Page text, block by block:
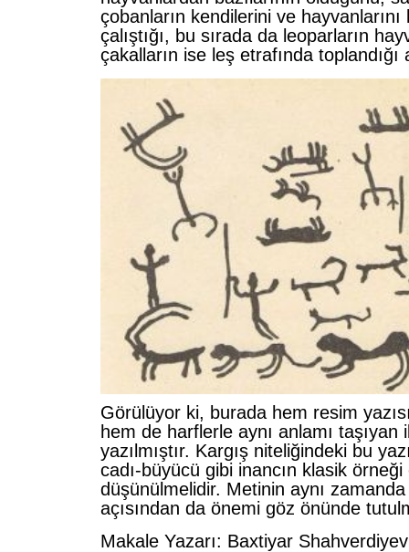
çobanların kendilerini ve
çalıştığı, bu sırada da leoparların
çakalların ise leş etrafında toplandığı
Görülüyor ki, burada hem resim
hem de harflerle aynı anlamı taşıyan
yazılmıştır. Kargış niteliğindeki bu
cadı-büyücü gibi inancın klasik örneği
düşünülmelidir. Metinin aynı
açısından da önemi göz önünde
Makale Yazarı: Baxtiyar